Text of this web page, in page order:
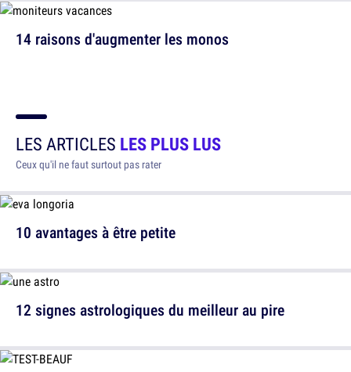
14 raisons d'augmenter les monos
LES ARTICLES LES PLUS LUS
Ceux qu'il ne faut surtout pas rater
10 avantages à être petite
12 signes astrologiques du meilleur au pire